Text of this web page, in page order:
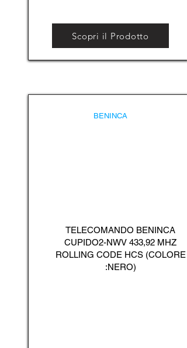
Scopri il Prodotto
BENINCA
TELECOMANDO BENINCA
CUPIDO2-NWV 433,92 MHZ
ROLLING CODE HCS (COLORE
:NERO)